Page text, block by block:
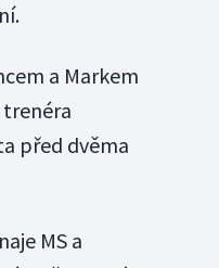
a Markem
trenéra
před dvěma
MS a